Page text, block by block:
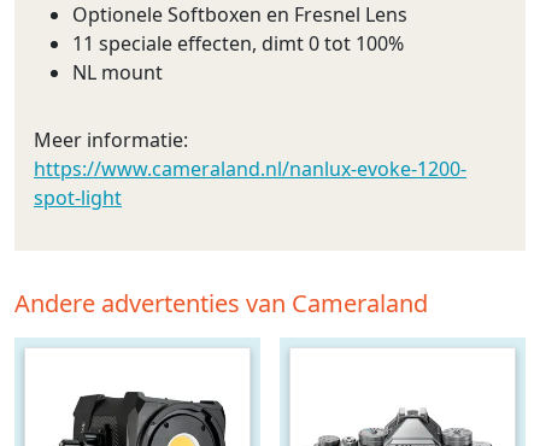
Optionele Softboxen en Fresnel Lens
11 speciale effecten, dimt 0 tot 100%
NL mount
Meer informatie:
https://www.cameraland.nl/nanlux-evoke-1200-
spot-light
Andere advertenties van Cameraland